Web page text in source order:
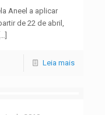
Aneel a aplicar
de 22 de abril,
[…]
Leia mais